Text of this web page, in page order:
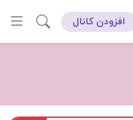
افزودن کانال